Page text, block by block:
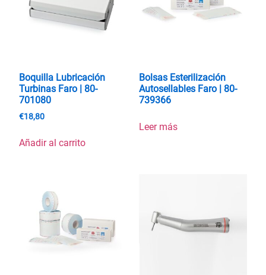
Boquilla Lubricación
Turbinas Faro | 80-
701080
€18,80
Añadir al carrito
Bolsas Esterilización
Autosellables Faro | 80-
739366
Leer más